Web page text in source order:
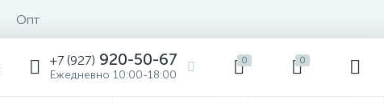
Опт
+7 (927) 920-50-67
Ежедневно 10:00-18:00
0 0